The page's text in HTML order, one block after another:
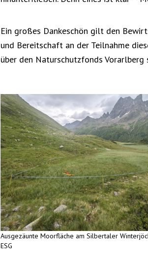
Ein großes Dankeschön gilt den
und Bereitschaft an der Teilnahme
über den Naturschutzfonds Vorarlberg
Ausgezäunte Moorfläche am Silbertaler
ESG